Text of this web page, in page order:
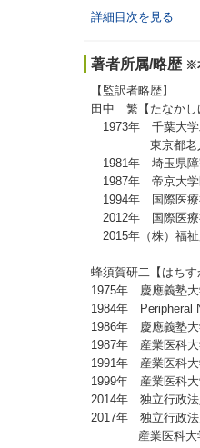
詳細目次を見る
著者所属/略歴 ※
【監訳者略歴】
田中 繁【たなかし
1973年 千葉大学
東京都老人総
1981年 埼玉県障
1987年 帝京大学
1994年 国際医療
2012年 国際医療
2015年（株）福
蜂須賀研二【はちす
1975年 慶應義塾大
1984年 Peripheral
1986年 慶應義塾大
1987年 産業医科大
1991年 産業医科大
1999年 産業医科
2014年 独立行政法
2017年 独立行政法
産業医科大学リ